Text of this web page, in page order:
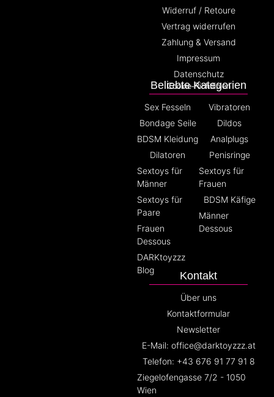
Beliebte Kategorien
Sex Fesseln
Bondage Seile
BDSM Kleidung
Dilatoren
Sextoys für
Männer
Sextoys für
Paare
Frauen
Dessous
DARKtoyzzz
Blog
Vibratoren
Dildos
Analplugs
Penisringe
Sextoys für
Frauen
BDSM Käfige
Männer
Dessous
Widerruf / Retoure
Vertrag widerrufen
Zahlung & Versand
Impressum
Datenschutz
Cookie-Richtlinien
Kontakt
Über uns
Kontaktformular
Newsletter
E-Mail: office@darktoyzzz.at
Telefon: +43 676 91 77 91 8
Ziegelofengasse 7/2 - 1050
Wien